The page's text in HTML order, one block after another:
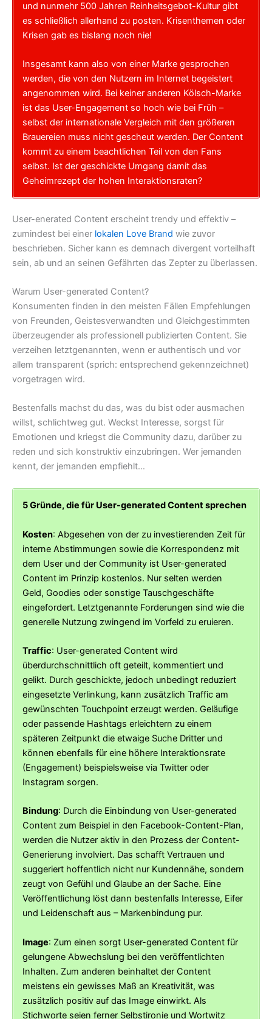
und nunmehr 500 Jahren Reinheitsgebot-Kultur gibt
es schließlich allerhand zu posten. Krisenthemen oder
Krisen gab es bislang noch nie!
Insgesamt kann also von einer Marke gesprochen
werden, die von den Nutzern im Internet begeistert
angenommen wird. Bei keiner anderen Kölsch-Marke
ist das User-Engagement so hoch wie bei Früh –
selbst der internationale Vergleich mit den größeren
Brauereien muss nicht gescheut werden. Der Content
kommt zu einem beachtlichen Teil von den Fans
selbst. Ist der geschickte Umgang damit das
Geheimrezept der hohen Interaktionsraten?
User-enerated Content erscheint trendy und effektiv –
zumindest bei einer lokalen Love Brand wie zuvor
beschrieben. Sicher kann es demnach divergent vorteilhaft
sein, ab und an seinen Gefährten das Zepter zu überlassen.
Warum User-generated Content?
Konsumenten finden in den meisten Fällen Empfehlungen
von Freunden, Geistesverwandten und Gleichgestimmten
überzeugender als professionell publizierten Content. Sie
verzeihen letztgenannten, wenn er authentisch und vor
allem transparent (sprich: entsprechend gekennzeichnet)
vorgetragen wird.
Bestenfalls machst du das, was du bist oder ausmachen
willst, schlichtweg gut. Weckst Interesse, sorgst für
Emotionen und kriegst die Community dazu, darüber zu
reden und sich konstruktiv einzubringen. Wer jemanden
kennt, der jemanden empfiehlt…
5 Gründe, die für User-generated Content sprechen
Kosten: Abgesehen von der zu investierenden Zeit für
interne Abstimmungen sowie die Korrespondenz mit
dem User und der Community ist User-generated
Content im Prinzip kostenlos. Nur selten werden
Geld, Goodies oder sonstige Tauschgeschäfte
eingefordert. Letztgenannte Forderungen sind wie die
generelle Nutzung zwingend im Vorfeld zu eruieren.
Traffic: User-generated Content wird
überdurchschnittlich oft geteilt, kommentiert und
gelikt. Durch geschickte, jedoch unbedingt reduziert
eingesetzte Verlinkung, kann zusätzlich Traffic am
gewünschten Touchpoint erzeugt werden. Geläufige
oder passende Hashtags erleichtern zu einem
späteren Zeitpunkt die etwaige Suche Dritter und
können ebenfalls für eine höhere Interaktionsrate
(Engagement) beispielsweise via Twitter oder
Instagram sorgen.
Bindung: Durch die Einbindung von User-generated
Content zum Beispiel in den Facebook-Content-Plan,
werden die Nutzer aktiv in den Prozess der Content-
Generierung involviert. Das schafft Vertrauen und
suggeriert hoffentlich nicht nur Kundennähe, sondern
zeugt von Gefühl und Glaube an der Sache. Eine
Veröffentlichung löst dann bestenfalls Interesse, Eifer
und Leidenschaft aus – Markenbindung pur.
Image: Zum einen sorgt User-generated Content für
gelungene Abwechslung bei den veröffentlichten
Inhalten. Zum anderen beinhaltet der Content
meistens ein gewisses Maß an Kreativität, was
zusätzlich positiv auf das Image einwirkt. Als
Stichworte seien ferner Selbstironie und Wortwitz